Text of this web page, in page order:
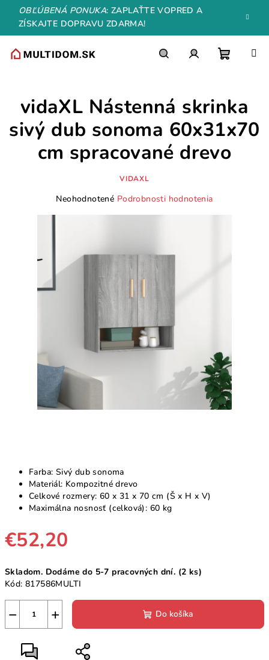
Prejsť
obsah
OBĽÚBENÁ PONUKA: ZAPLAŤTE VOPRED A
ZÍSKAJTE DOPRAVU ZDARMA!
košík
Farba: Sivý dub sonoma
Materiál: Kompozitné drevo
Celkové rozmery: 60 x 31 x 70 cm (Š x H x V)
Maximálna nosnosť (celková): 60 kg
€52,20
cena:
Skladom. Dodáme do 5-7 pracovných dní. (2 ks)
Kód: 817586MULTI
+
− Do košíka
vidaXL Nástenná skrinka
sivý dub sonoma 60x31x70
cm spracované drevo
VIDAXL
Priemerné
5
Neohodnotené Podrobnosti hodnotenia